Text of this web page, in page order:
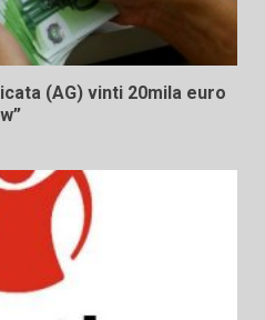
(AG) vinti 20mila euro